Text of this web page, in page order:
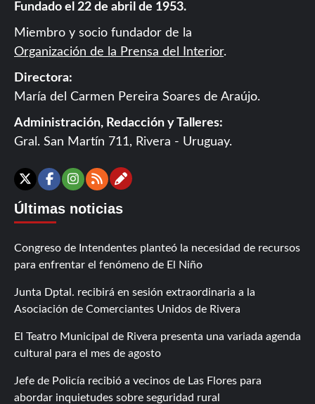
Fundado el 22 de abril de 1953.
Miembro y socio fundador de la
Organización de la Prensa del Interior.
Directora:
María del Carmen Pereira Soares de Araújo.
Administración, Redacción y Talleres:
Gral. San Martín 711, Rivera - Uruguay.
X Facebook
Instagram
RSSContáctanos
Últimas noticias
Congreso de Intendentes planteó la necesidad de recursos
para enfrentar el fenómeno de El Niño
Junta Dptal. recibirá en sesión extraordinaria a la
Asociación de Comerciantes Unidos de Rivera
El Teatro Municipal de Rivera presenta una variada agenda
cultural para el mes de agosto
Jefe de Policía recibió a vecinos de Las Flores para
abordar inquietudes sobre seguridad rural